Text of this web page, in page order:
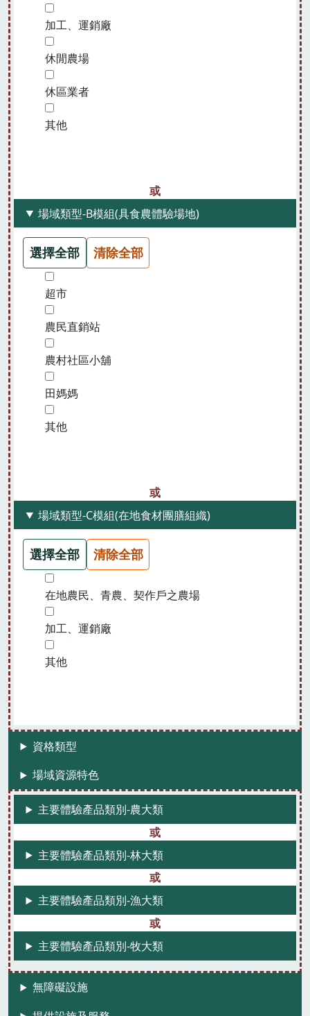
加工、運銷廠
休閒農場
休區業者
其他
場域類型-B模組(具食農體驗場地)
選擇全部 清除全部
超市
農民直銷站
農村社區小舖
田媽媽
其他
場域類型-C模組(在地食材團膳組織)
選擇全部 清除全部
在地農民、青農、契作戶之農場
加工、運銷廠
其他
資格類型
場域資源特色
主要體驗產品類別-農大類
主要體驗產品類別-林大類
主要體驗產品類別-漁大類
主要體驗產品類別-牧大類
無障礙設施